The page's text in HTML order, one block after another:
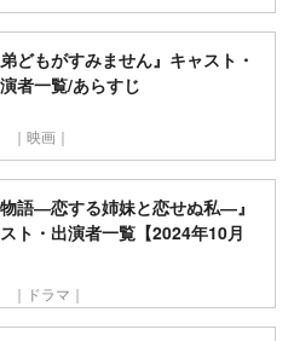
どもがすみません』キャスト・
者一覧/あらすじ
｜映画｜
語―恋する姉妹と恋せぬ私―』
ト・出演者一覧【2024年10月
｜ドラマ｜